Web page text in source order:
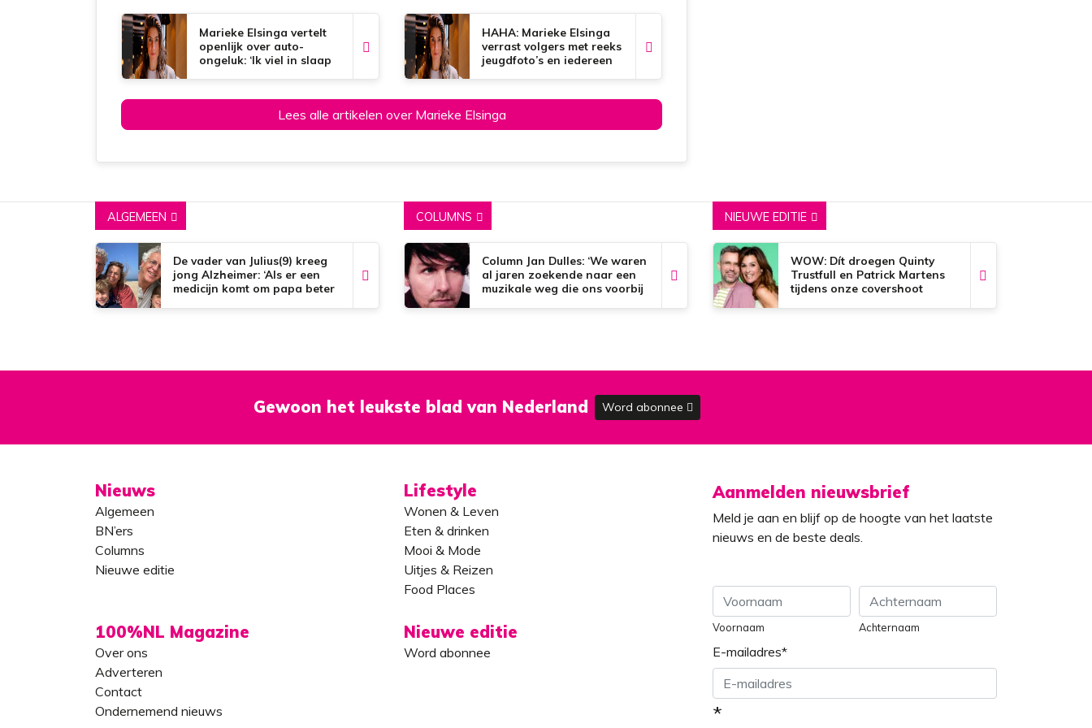
o
k
p
p
e
s
t
Marieke Elsinga vertelt
openlijk over auto-
ongeluk: ‘Ik viel in slaap
HAHA: Marieke Elsinga
verrast volgers met reeks
jeugdfoto’s en iedereen
Lees alle artikelen over Marieke Elsinga
ALGEMEEN
De vader van Julius(9) kreeg
jong Alzheimer: ‘Als er een
medicijn komt om papa beter
COLUMNS
Column Jan Dulles: ‘We waren
al jaren zoekende naar een
muzikale weg die ons voorbij
NIEUWE EDITIE
WOW: Dít droegen Quinty
Trustfull en Patrick Martens
tijdens onze covershoot
Gewoon het leukste blad van Nederland Word abonnee
Nieuws
Algemeen
BN’ers
Columns
Nieuwe editie
Lifestyle
Wonen & Leven
Eten & drinken
Mooi & Mode
Uitjes & Reizen
Food Places
100%NL Magazine
Over ons
Adverteren
Contact
Ondernemend nieuws
Nieuwe editie
Word abonnee
Aanmelden nieuwsbrief
Meld je aan en blijf op de hoogte van het laatste
nieuws en de beste deals.
Voornaam Achternaam
E-mailadres*
*